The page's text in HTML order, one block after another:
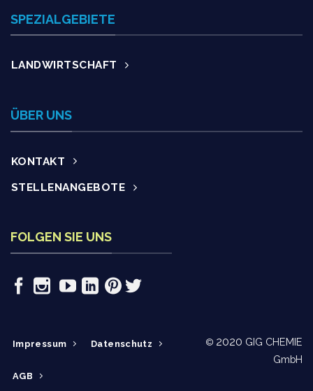
SPEZIALGEBIETE
LANDWIRTSCHAFT
ÜBER UNS
KONTAKT
STELLENANGEBOTE
FOLGEN SIE UNS
Impressum Datenschutz
AGB
© 2020 GIG CHEMIE
GmbH